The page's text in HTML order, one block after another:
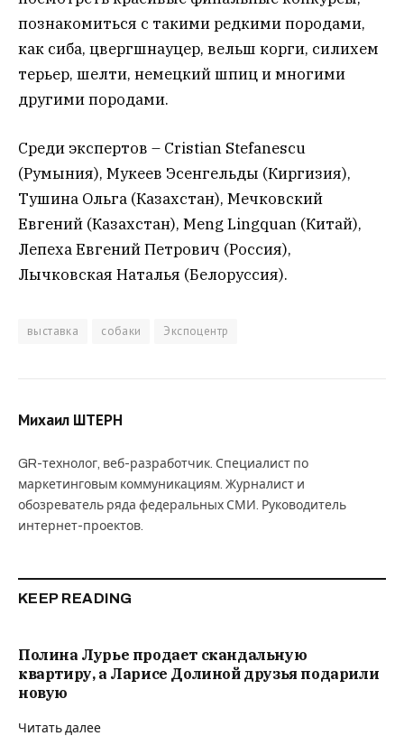
познакомиться с такими редкими породами,
как сиба, цвергшнауцер, вельш корги, силихем
терьер, шелти, немецкий шпиц и многими
другими породами.
Среди экспертов – Cristian Stefanescu
(Румыния), Мукеев Эсенгельды (Киргизия),
Тушина Ольга (Казахстан), Мечковский
Евгений (Казахстан), Meng Lingquan (Китай),
Лепеха Евгений Петрович (Россия),
Лычковская Наталья (Белоруссия).
выставка собаки Экспоцентр
Михаил ШТЕРН
GR-технолог, веб-разработчик. Специалист по
маркетинговым коммуникациям. Журналист и
обозреватель ряда федеральных СМИ. Руководитель
интернет-проектов.
KEEP READING
Полина Лурье продает скандальную
квартиру, а Ларисе Долиной друзья подарили
новую
Читать далее